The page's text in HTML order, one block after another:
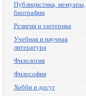
Публицистика, мемуары,
биографии
Религия и эзотерика
Учебная и научная
литература
Филология
Философия
Хобби и досуг